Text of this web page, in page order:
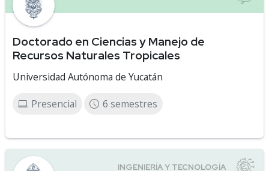
Doctorado en Ciencias y Manejo de
Recursos Naturales Tropicales
Universidad Autónoma de Yucatán
Presencial 6 semestres